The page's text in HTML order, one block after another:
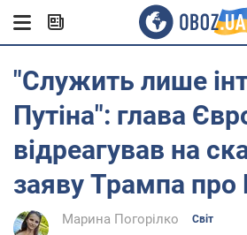
"Служить лише
Путіна": глава
відреагував на
заяву Трампа
Марина Погорілко Світ